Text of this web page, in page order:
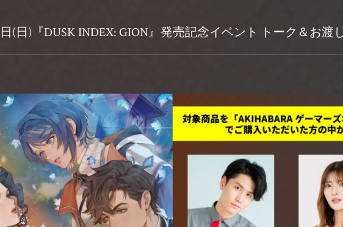
日(日)『DUSK INDEX: GION』発売記念イベント トーク＆お渡